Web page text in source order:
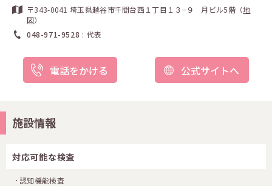
〒343-0041 埼玉県越谷市千間台西１丁目１３−９ 月ビル5階（地
図）
048-971-9528
代表
電話をかける 公式サイトへ
施設情報
対応可能な検査
認知機能検査